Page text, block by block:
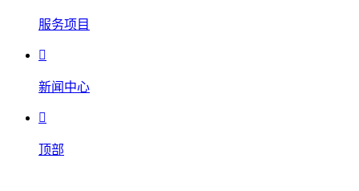
服务项目

新闻中心

顶部